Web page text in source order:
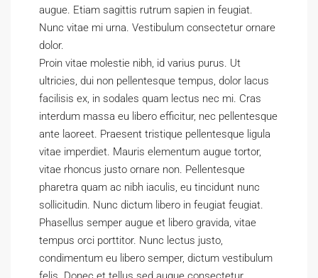
augue. Etiam sagittis rutrum sapien in feugiat.
Nunc vitae mi urna. Vestibulum consectetur ornare
dolor.
Proin vitae molestie nibh, id varius purus. Ut
ultricies, dui non pellentesque tempus, dolor lacus
facilisis ex, in sodales quam lectus nec mi. Cras
interdum massa eu libero efficitur, nec pellentesque
ante laoreet. Praesent tristique pellentesque ligula
vitae imperdiet. Mauris elementum augue tortor,
vitae rhoncus justo ornare non. Pellentesque
pharetra quam ac nibh iaculis, eu tincidunt nunc
sollicitudin. Nunc dictum libero in feugiat feugiat.
Phasellus semper augue et libero gravida, vitae
tempus orci porttitor. Nunc lectus justo,
condimentum eu libero semper, dictum vestibulum